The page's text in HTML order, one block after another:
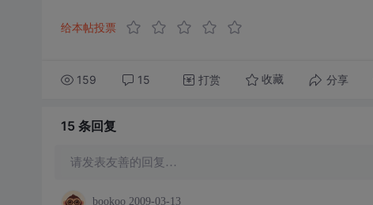
给本帖投票
159 15 打赏 收藏 分享
15 条回复
请发表友善的回复…
bookoo 2009-03-13